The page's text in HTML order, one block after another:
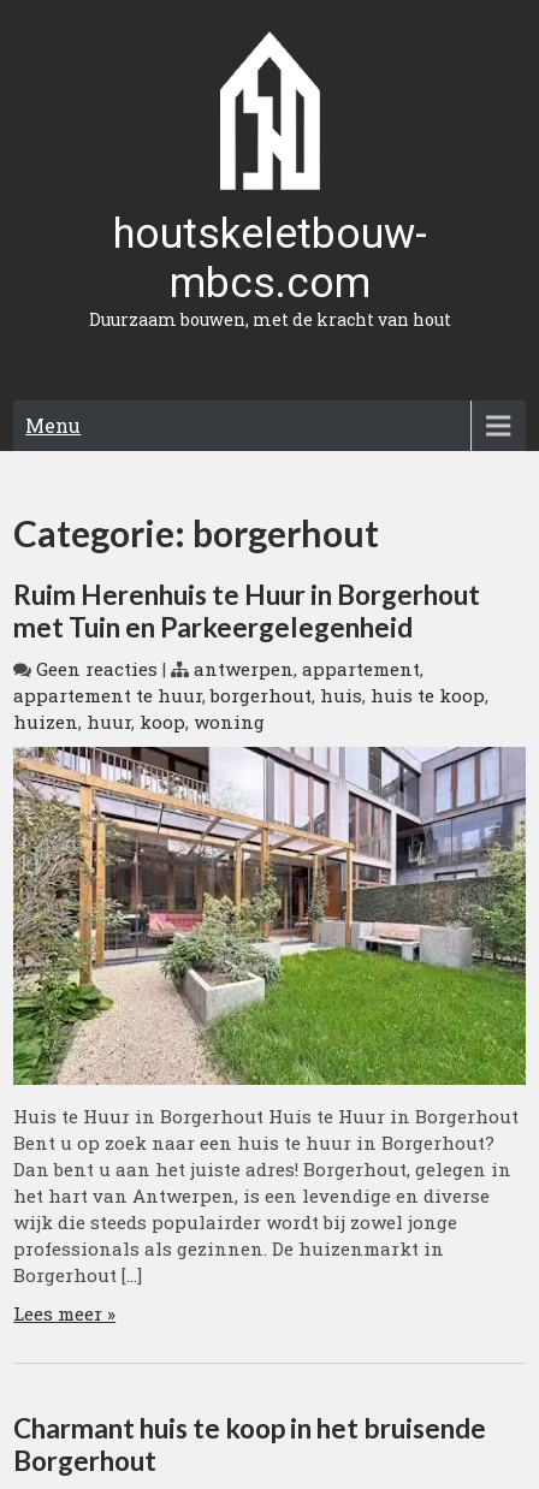
houtskeletbouw-
mbcs.com
Duurzaam bouwen, met de kracht van hout
Menu
Categorie: borgerhout
Ruim Herenhuis te Huur in Borgerhout
met Tuin en Parkeergelegenheid
Geen reacties | antwerpen,appartement,
appartement te huur,borgerhout, huis, huis te koop,
huizen, huur, koop,woning
Huis te Huur in Borgerhout Huis te Huur in Borgerhout
Bent u op zoek naar een huis te huur in Borgerhout?
Dan bent u aan het juiste adres! Borgerhout, gelegen in
het hart van Antwerpen, is een levendige en diverse
wijk die steeds populairder wordt bij zowel jonge
professionals als gezinnen. De huizenmarkt in
Borgerhout […]
Lees meer »
Charmant huis te koop in het bruisende
Borgerhout